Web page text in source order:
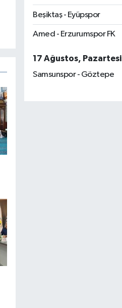
Beşiktaş - Eyüpspor
Amed - Erzurumspor FK
17 Ağustos, Pazartesi
Samsunspor - Göztepe